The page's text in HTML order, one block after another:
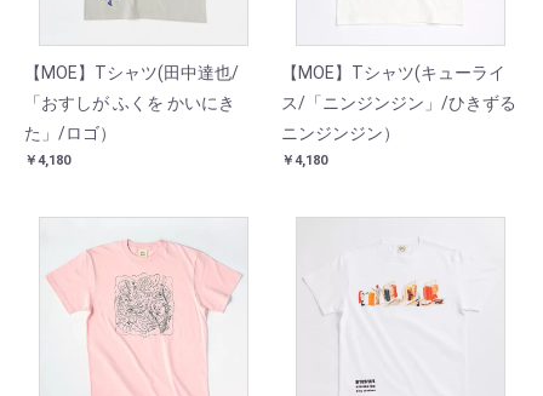
【MOE】Tシャツ(田中達也/
「おすしが ふくを かいにき
た」/ロゴ）
￥4,180
【MOE】Tシャツ(キューライ
ス/「ニンジンジン」/ひきずる
ニンジンジン）
￥4,180